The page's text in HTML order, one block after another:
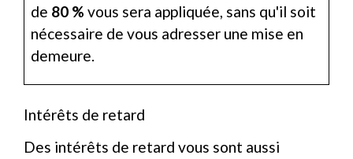
de 80 % vous sera appliquée, sans qu'il soit
nécessaire de vous adresser une mise en
demeure.
Intérêts de retard
Des intérêts de retard vous sont aussi